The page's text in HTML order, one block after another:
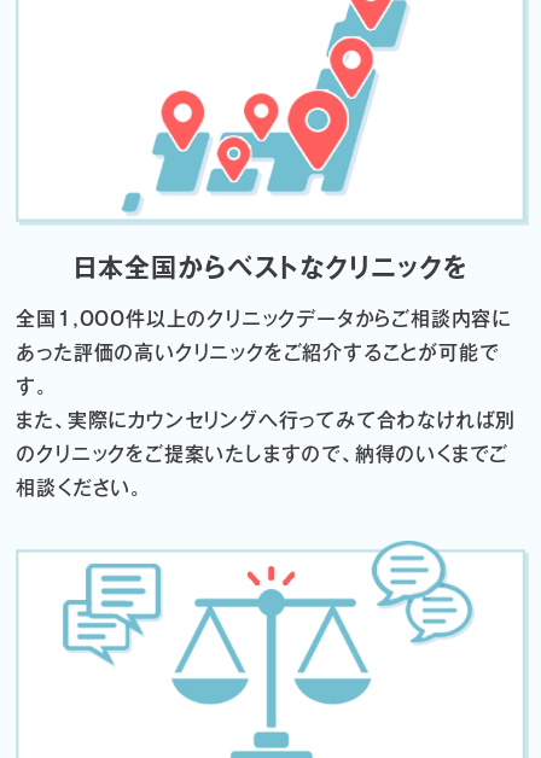
日本全国からベストなクリニックを
全国1,000件以上のクリニックデータからご相談内容に
あった評価の高いクリニックをご紹介することが可能で
す。
また、実際にカウンセリングへ行ってみて合わなければ別
のクリニックをご提案いたしますので、納得のいくまでご
相談ください。